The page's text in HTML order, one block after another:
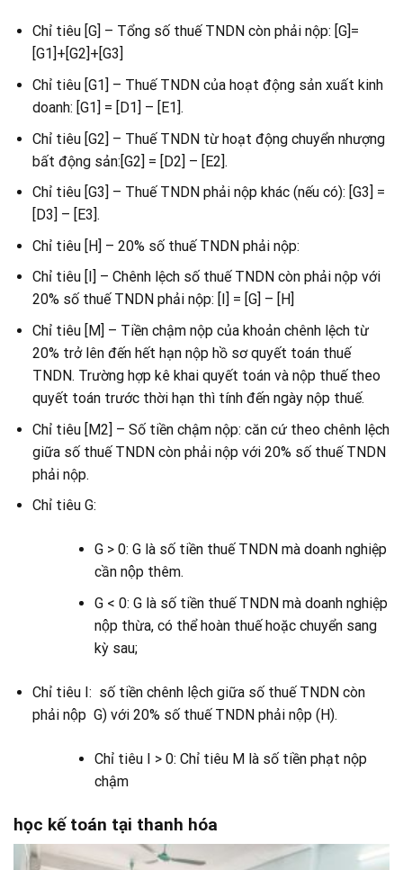
Chỉ tiêu [G] – Tổng số thuế TNDN còn phải nộp: [G]=
[G1]+[G2]+[G3]
Chỉ tiêu [G1] – Thuế TNDN của hoạt động sản xuất kinh
doanh: [G1] = [D1] – [E1].
Chỉ tiêu [G2] – Thuế TNDN từ hoạt động chuyển nhượng
bất động sản:[G2] = [D2] – [E2].
Chỉ tiêu [G3] – Thuế TNDN phải nộp khác (nếu có): [G3] =
[D3] – [E3].
Chỉ tiêu [H] – 20% số thuế TNDN phải nộp:
Chỉ tiêu [I] – Chênh lệch số thuế TNDN còn phải nộp với
20% số thuế TNDN phải nộp: [I] = [G] – [H]
Chỉ tiêu [M] – Tiền chậm nộp của khoản chênh lệch từ
20% trở lên đến hết hạn nộp hồ sơ quyết toán thuế
TNDN. Trường hợp kê khai quyết toán và nộp thuế theo
quyết toán trước thời hạn thì tính đến ngày nộp thuế.
Chỉ tiêu [M2] – Số tiền chậm nộp: căn cứ theo chênh lệch
giữa số thuế TNDN còn phải nộp với 20% số thuế TNDN
phải nộp.
Chỉ tiêu G:
G > 0: G là số tiền thuế TNDN mà doanh nghiệp
cần nộp thêm.
G < 0: G là số tiền thuế TNDN mà doanh nghiệp
nộp thừa, có thể hoàn thuế hoặc chuyển sang
kỳ sau;
Chỉ tiêu I: số tiền chênh lệch giữa số thuế TNDN còn
phải nộp G) với 20% số thuế TNDN phải nộp (H).
Chỉ tiêu I > 0: Chỉ tiêu M là số tiền phạt nộp
chậm
học kế toán tại thanh hóa